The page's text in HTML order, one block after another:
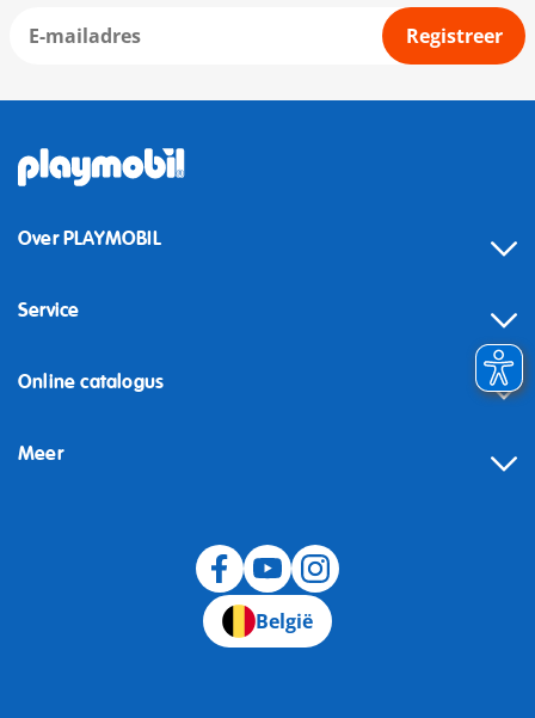
Registreer
Over PLAYMOBIL
Service
Online catalogus
Meer
België